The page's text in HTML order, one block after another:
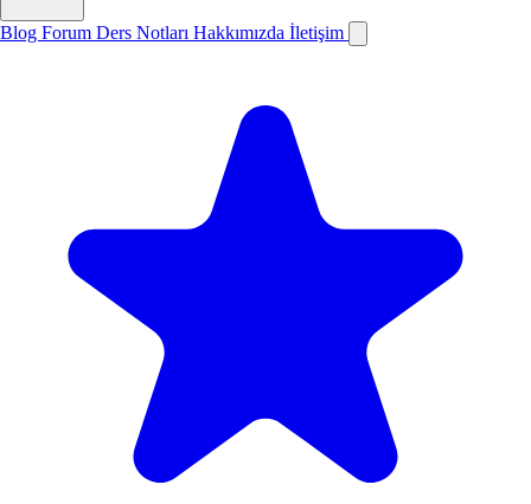
Blog Forum Ders Notları Hakkımızda İletişim